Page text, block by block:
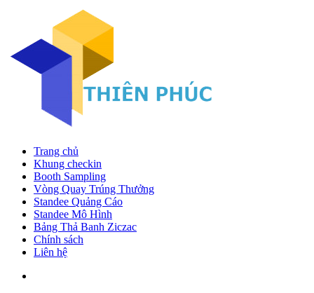
Trang chủ
Khung checkin
Booth Sampling
Vòng Quay Trúng Thưởng
Standee Quảng Cáo
Standee Mô Hình
Bảng Thả Banh Ziczac
Chính sách
Liên hệ